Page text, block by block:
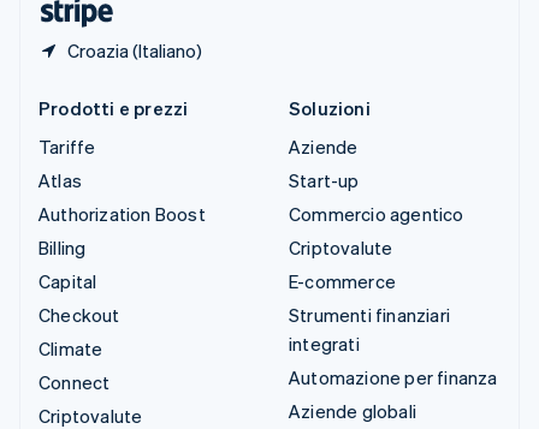
Croazia (Italiano)
Prodotti e prezzi
Tariffe
Atlas
Authorization Boost
Billing
Capital
Checkout
Climate
Connect
Criptovalute
Soluzioni
Aziende
Start-up
Commercio agentico
Criptovalute
E-commerce
Strumenti finanziari
integrati
Automazione per finanza
Aziende globali